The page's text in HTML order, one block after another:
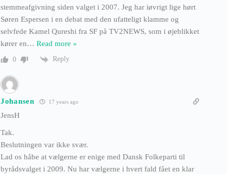
stemmeafgivning siden valget i 2007. Jeg har iøvrigt lige hørt
Søren Espersen i en debat med den ufatteligt klamme og
selvfede Kamel Qureshi fra SF på TV2NEWS, som i øjeblikket
kører en… Read more »
0 Reply
Johansen 17 years ago
JensH
Tak.
Beslutningen var ikke svær.
Lad os håbe at vælgerne er enige med Dansk Folkeparti til
byrådsvalget i 2009. Nu har vælgerne i hvert fald fået en klar